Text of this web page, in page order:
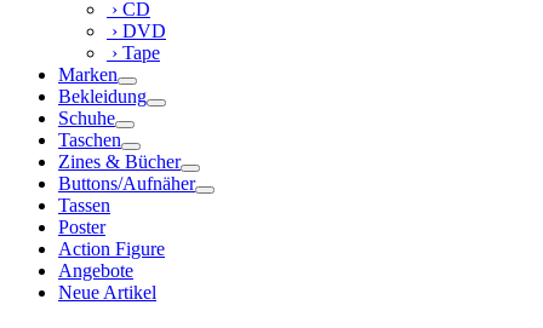
› CD
› DVD
› Tape
Marken
Bekleidung
Schuhe
Taschen
Zines & Bücher
Buttons/Aufnäher
Tassen
Poster
Action Figure
Angebote
Neue Artikel